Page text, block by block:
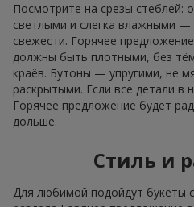
Посмотрите на срезы стеблей:
светлыми и слегка влажными —
свежести. Горячее
должны быть плотными, без
краёв. Бутоны — упругими, не
раскрытыми. Если все детали в
Горячее предложение будет
дольше.
Стиль и
Для любимой подойдут букеты